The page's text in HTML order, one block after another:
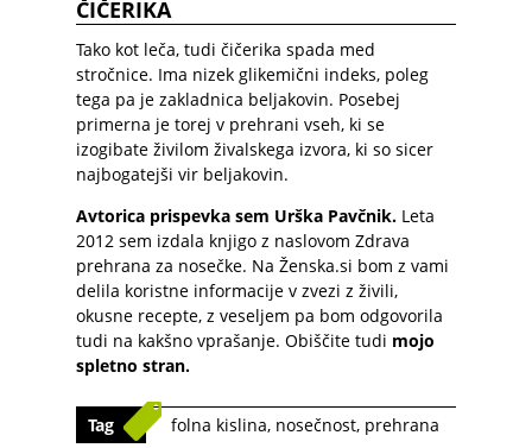
ČIČERIKA
Tako kot leča, tudi čičerika spada med
stročnice. Ima nizek glikemični indeks, poleg
tega pa je zakladnica beljakovin. Posebej
primerna je torej v prehrani vseh, ki se
izogibate živilom živalskega izvora, ki so sicer
najbogatejši vir beljakovin.
Avtorica prispevka sem Urška Pavčnik. Leta
2012 sem izdala knjigo z naslovom Zdrava
prehrana za nosečke. Na Ženska.si bom z vami
delila koristne informacije v zvezi z živili,
okusne recepte, z veseljem pa bom odgovorila
tudi na kakšno vprašanje. Obiščite tudi mojo
spletno stran.
Tag folna kislina, nosečnost, prehrana